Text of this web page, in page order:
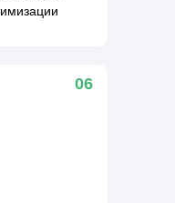
06